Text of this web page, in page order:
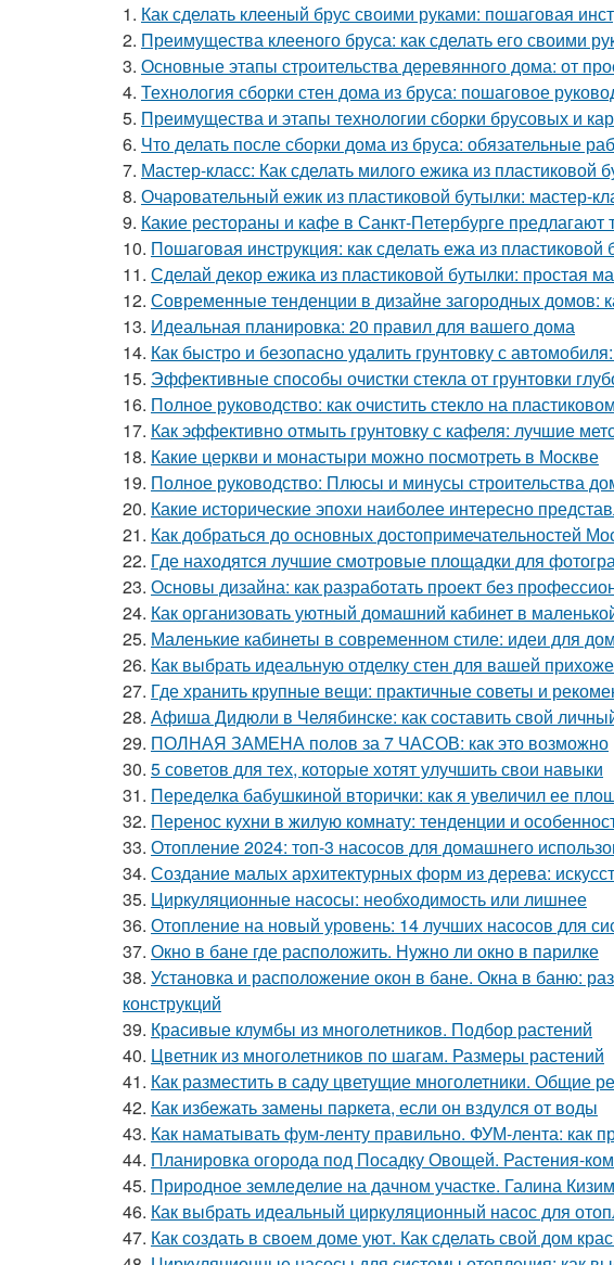
1. Как сделать клееный брус своими руками: пошаговая
2. Преимущества клееного бруса: как сделать его своими
3. Основные этапы строительства деревянного дома: от
4. Технология сборки стен дома из бруса: пошаговое
5. Преимущества и этапы технологии сборки брусовых и
6. Что делать после сборки дома из бруса: обязательные
7. Мастер-класс: Как сделать милого ежика из пластиковой
8. Очаровательный ежик из пластиковой бутылки: мастер-
9. Какие рестораны и кафе в Санкт-Петербурге
10. Пошаговая инструкция: как сделать ежа из пластиковой
11. Сделай декор ежика из пластиковой бутылки: простая
12. Современные тенденции в дизайне загородных домов:
13. Идеальная планировка: 20 правил для вашего дома
14. Как быстро и безопасно удалить грунтовку с
15. Эффективные способы очистки стекла от грунтовки
16. Полное руководство: как очистить стекло на
17. Как эффективно отмыть грунтовку с кафеля: лучшие
18. Какие церкви и монастыри можно посмотреть в Москве
19. Полное руководство: Плюсы и минусы строительства
20. Какие исторические эпохи наиболее интересно
21. Как добраться до основных достопримечательностей
22. Где находятся лучшие смотровые площадки для
23. Основы дизайна: как разработать проект без
24. Как организовать уютный домашний кабинет в
25. Маленькие кабинеты в современном стиле: идеи для
26. Как выбрать идеальную отделку стен для вашей
27. Где хранить крупные вещи: практичные советы и
28. Афиша Дидюли в Челябинске: как составить свой
29. ПОЛНАЯ ЗАМЕНА полов за 7 ЧАСОВ: как это возможно
30. 5 советов для тех, которые хотят улучшить свои навыки
31. Переделка бабушкиной вторички: как я увеличил ее
32. Перенос кухни в жилую комнату: тенденции и
33. Отопление 2024: топ-3 насосов для домашнего
34. Создание малых архитектурных форм из дерева:
35. Циркуляционные насосы: необходимость или лишнее
36. Отопление на новый уровень: 14 лучших насосов для
37. Окно в бане где расположить. Нужно ли окно в парилке
38. Установка и расположение окон в бане. Окна в баню:
конструкций
39. Красивые клумбы из многолетников. Подбор растений
40. Цветник из многолетников по шагам. Размеры растений
41. Как разместить в саду цветущие многолетники. Общие
42. Как избежать замены паркета, если он вздулся от воды
43. Как наматывать фум-ленту правильно. ФУМ-лента: как
44. Планировка огорода под Посадку Овощей. Растения-
45. Природное земледелие на дачном участке. Галина
46. Как выбрать идеальный циркуляционный насос для
47. Как создать в своем доме уют. Как сделать свой дом